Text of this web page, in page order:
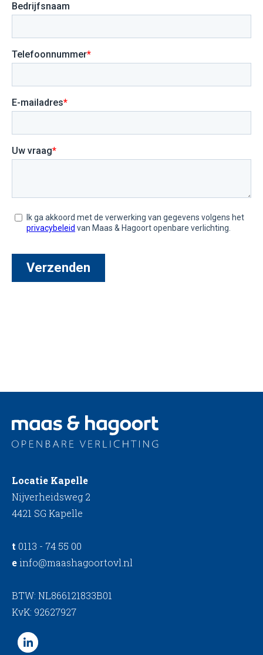
Locatie Kapelle
Nijverheidsweg 2
4421 SG Kapelle
t 0113 - 74 55 00
einfo@maashagoortovl.nl
BTW: NL866121833B01
KvK: 92627927